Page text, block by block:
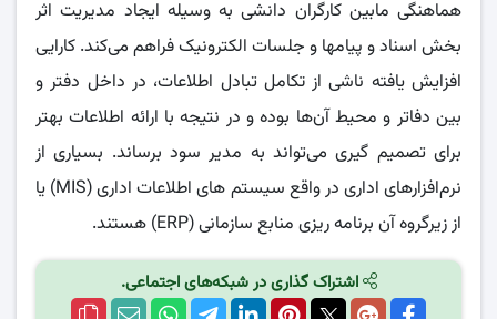
هماهنگی مابین کارگران دانشی به وسیله ایجاد مدیریت اثر
بخش اسناد و پیامها و جلسات الکترونیک فراهم می‌کند. کارایی
افزایش یافته ناشی از تکامل تبادل اطلاعات، در داخل دفتر و
بین دفاتر و محیط آن‌ها بوده و در نتیجه با ارائه اطلاعات بهتر
برای تصمیم‌ گیری می‌تواند به مدیر سود برساند. بسیاری از
نرم‌افزارهای اداری در واقع سیستم های اطلاعات اداری (MIS) یا
از زیرگروه آن برنامه‌ ریزی منابع سازمانی (ERP) هستند.
اشتراک گذاری در شبکه‌های اجتماعی.